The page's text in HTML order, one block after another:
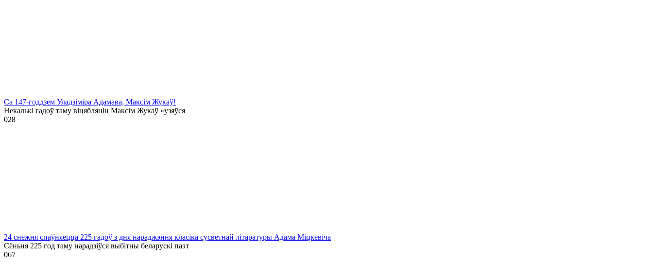
Са 147-годдзем Уладзіміра Адамава, Максім Жукаў!
Некалькі гадоў таму віцяблянін Максім Жукаў «узяўся
028
24 снежня спаўняецца 225 гадоў з дня нараджэння класіка сусветнай літаратуры Адама Міцкевіча
Сёньня 225 год таму нарадзіўся выбітны беларускі паэт
067